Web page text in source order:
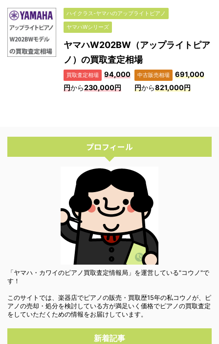
ハイクラス-ヤマハのアップライトピアノ
ヤマハWシリーズ
ヤマハW202BW（アップライトピア
ノ）の買取査定相場
買取査定相場
94,000
円から230,000円
中古販売相場
691,000
円から821,000円
プロフィール
「ヤマハ・カワイのピアノ買取査定情報局」を運営している"コウノ"で
す！
このサイトでは、楽器店でピアノの販売・買取歴15年の私コウノが、ピ
アノの売却・処分を検討している方が満足いく価格でピアノの買取査定
をしていただくための情報をお届けしています。
新着記事